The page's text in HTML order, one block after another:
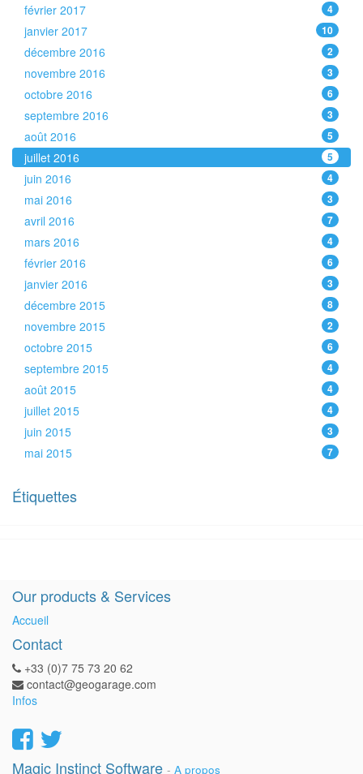
février 2017 4
janvier 2017 10
décembre 2016 2
novembre 2016 3
octobre 2016 6
septembre 2016 3
août 2016 5
juillet 2016 5
juin 2016 4
mai 2016 3
avril 2016 7
mars 2016 4
février 2016 6
janvier 2016 3
décembre 2015 8
novembre 2015 2
octobre 2015 6
septembre 2015 4
août 2015 4
juillet 2015 4
juin 2015 3
mai 2015 7
Étiquettes
Our products & Services
Accueil
Contact
+33 (0)7 75 73 20 62
contact@geogarage.com
Infos
Magic Instinct Software - A propos